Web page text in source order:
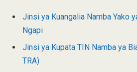
Jinsi ya Kuangalia Namba Yako
Ngapi
Jinsi ya Kupata TIN Namba ya
TRA)